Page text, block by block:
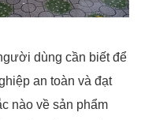
dùng cần biết để
an toàn và đạt
nào về sản phẩm